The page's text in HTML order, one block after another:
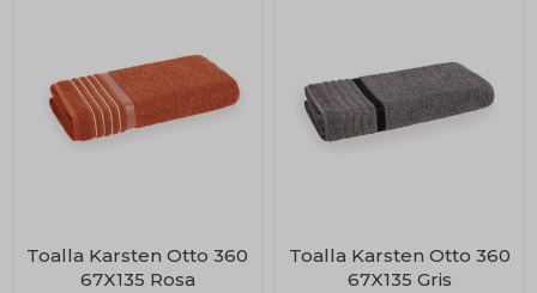
Toalla Karsten Otto 360
67X135 Rosa
Toalla Karsten Otto 360
67X135 Gris